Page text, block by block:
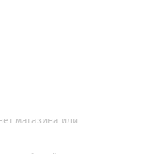
магазина или